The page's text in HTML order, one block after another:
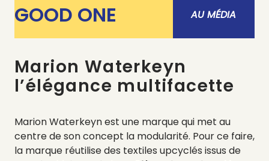
GOOD ONE
AU MÉDIA
Marion Waterkeyn
l’élégance multifacette
Marion Waterkeyn est une marque qui met au
centre de son concept la modularité. Pour ce faire,
la marque réutilise des textiles upcyclés issus de